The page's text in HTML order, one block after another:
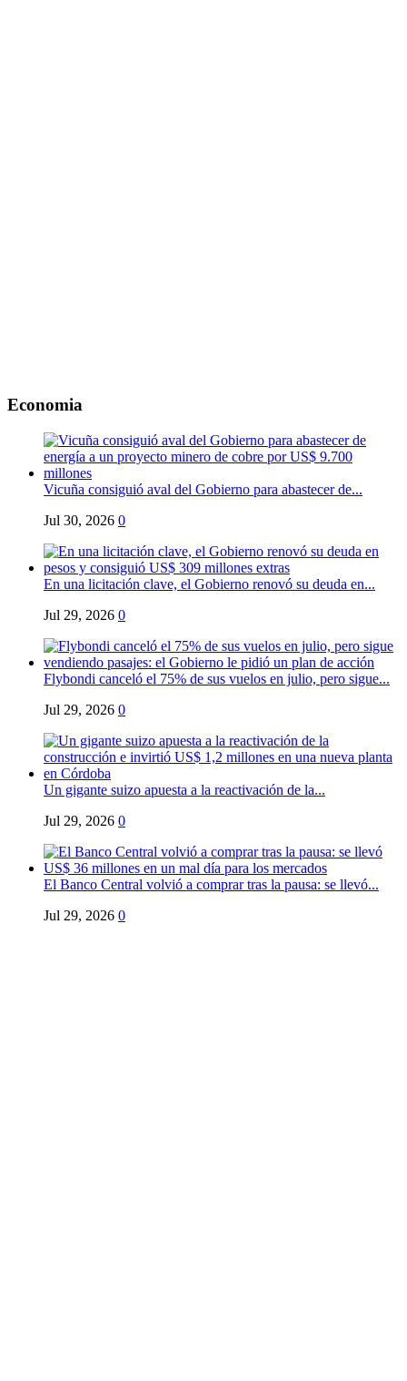
Economia
Vicuña consiguió aval del Gobierno para abastecer de...
Jul 30, 2026 0
En una licitación clave, el Gobierno renovó su deuda en...
Jul 29, 2026 0
Flybondi canceló el 75% de sus vuelos en julio, pero sigue...
Jul 29, 2026 0
Un gigante suizo apuesta a la reactivación de la...
Jul 29, 2026 0
El Banco Central volvió a comprar tras la pausa: se llevó...
Jul 29, 2026 0